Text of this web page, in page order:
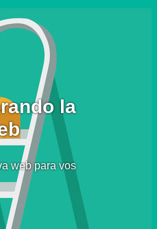
la
web para vos